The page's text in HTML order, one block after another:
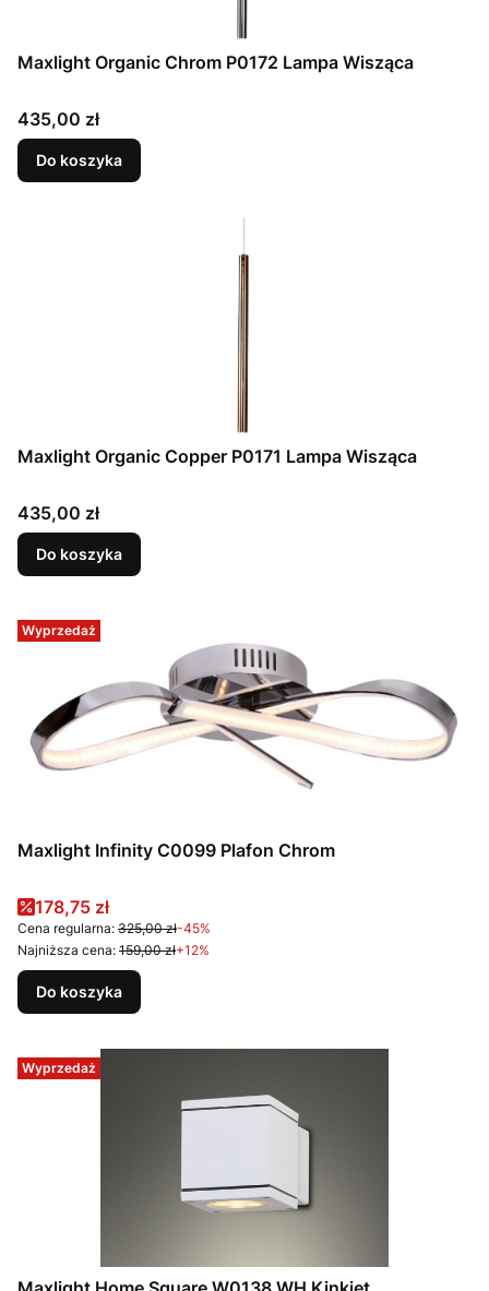
Maxlight Organic Chrom P0172 Lampa Wisząca
Cena
435,00 zł
Do koszyka
Maxlight Organic Copper P0171 Lampa Wisząca
Cena
435,00 zł
Do koszyka
Wyprzedaż
Maxlight Infinity C0099 Plafon Chrom
Cena promocyjna
178,75 zł
Cena regularna: 325,00 zł-45%
Najniższa cena: 159,00 zł+12%
Do koszyka
Wyprzedaż